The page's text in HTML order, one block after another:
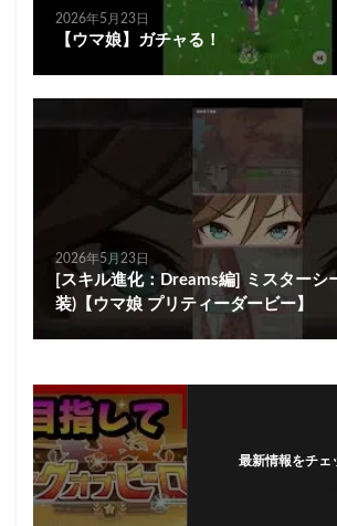
2026年5月23日
【ウマ娘】ガチャる！
2026年5月23日
[スキル進化：Dreams編] ミスターシ
装)【ウマ娘 プリティーダービー】
最新情報をチェ